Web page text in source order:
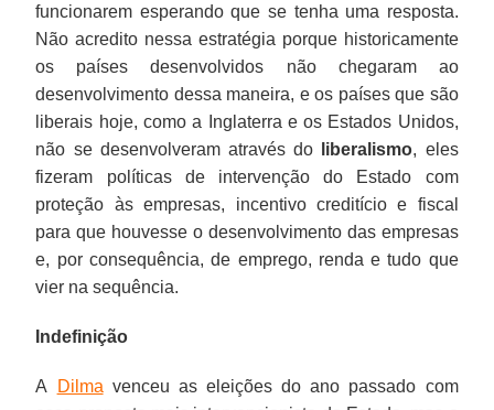
funcionarem esperando que se tenha uma resposta.
Não acredito nessa estratégia porque historicamente
os países desenvolvidos não chegaram ao
desenvolvimento dessa maneira, e os países que são
liberais hoje, como a Inglaterra e os Estados Unidos,
não se desenvolveram através do
liberalismo, eles
fizeram políticas de intervenção do Estado com
proteção às empresas, incentivo creditício e fiscal
para que houvesse o desenvolvimento das empresas
e, por consequência, de emprego, renda e tudo que
vier na sequência.
Indefinição
A Dilma venceu as eleições do ano passado com